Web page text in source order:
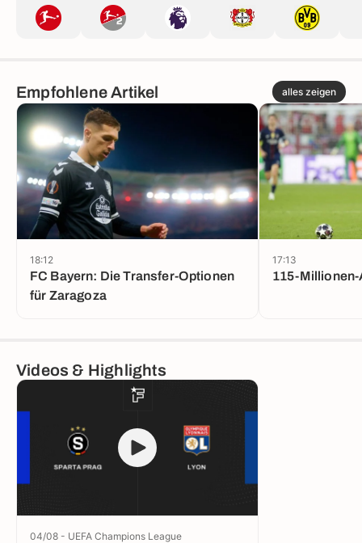
Empfohlene Artikel alles zeigen
FC Bayern: Die Transfer-Optionen
für Zaragoza
18:12
115-
17:13
Videos & Highlights
04/08 - UEFA Champions League